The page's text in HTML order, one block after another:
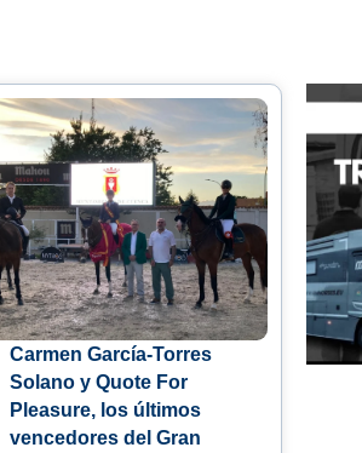
Carmen García-Torres
Solano y Quote For
Pleasure, los últimos
vencedores del Gran